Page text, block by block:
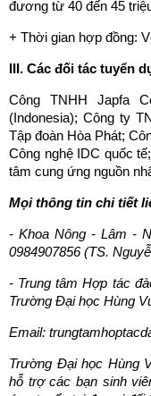
đương từ 40 đến 45
+ Thời gian hợp đồng:
III. Các đối tác tuyển
Công TNHH Japfa
(Indonesia); Công ty
Tập đoàn Hòa Phát;
Công nghệ IDC quốc
tâm cung ứng nguồn
Mọi thông tin chi tiết
- Khoa Nông - Lâm -
0984907856 (TS.
- Trung tâm Hợp tác
Trường Đại học Hùng
Email:
Trường Đại học Hùng
hỗ trợ các bạn sinh